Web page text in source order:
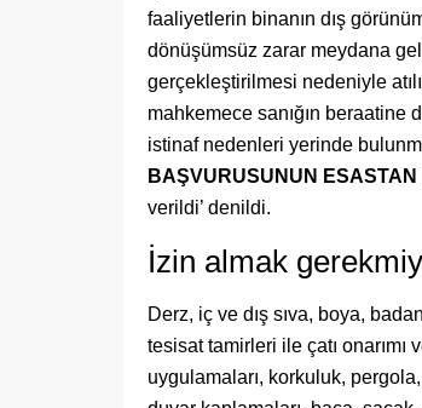
faaliyetlerin binanın dış
dönüşümsüz zarar meydana
gerçekleştirilmesi nedeniyle
mahkemece sanığın
istinaf nedenleri yerinde
BAŞVURUSUNUN ESASTAN
verildi’ denildi.
İzin almak
Derz, iç ve dış sıva, boya,
tesisat tamirleri ile çatı onarımı
uygulamaları, korkuluk,